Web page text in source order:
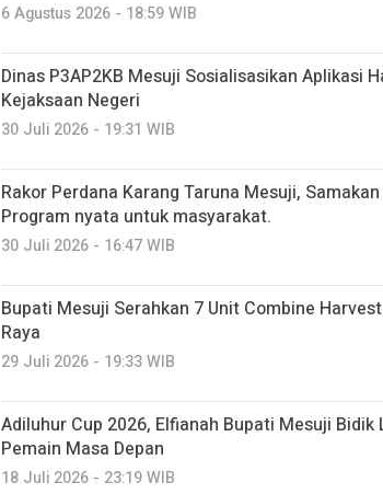
6 Agustus 2026 - 18:59 WIB
Dinas P3AP2KB Mesuji Sosialisasikan Aplikasi
Kejaksaan Negeri
30 Juli 2026 - 19:31 WIB
Rakor Perdana Karang Taruna Mesuji,
Program nyata untuk masyarakat.
30 Juli 2026 - 16:47 WIB
Bupati Mesuji Serahkan 7 Unit Combine
Raya
29 Juli 2026 - 19:33 WIB
Adiluhur Cup 2026, Elfianah Bupati Mesuji Bidik
Pemain Masa Depan
18 Juli 2026 - 23:19 WIB